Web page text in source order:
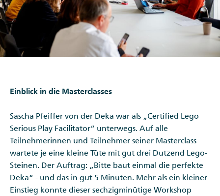
Einblick in die Masterclasses
Sascha Pfeiffer von der Deka war als „Certified Lego
Serious Play Facilitator“ unterwegs. Auf alle
Teilnehmerinnen und Teilnehmer seiner Masterclass
wartete je eine kleine Tüte mit gut drei Dutzend Lego-
Steinen. Der Auftrag: „Bitte baut einmal die perfekte
Deka“ - und das in gut 5 Minuten. Mehr als ein kleiner
Einstieg konnte dieser sechzigminütige Workshop